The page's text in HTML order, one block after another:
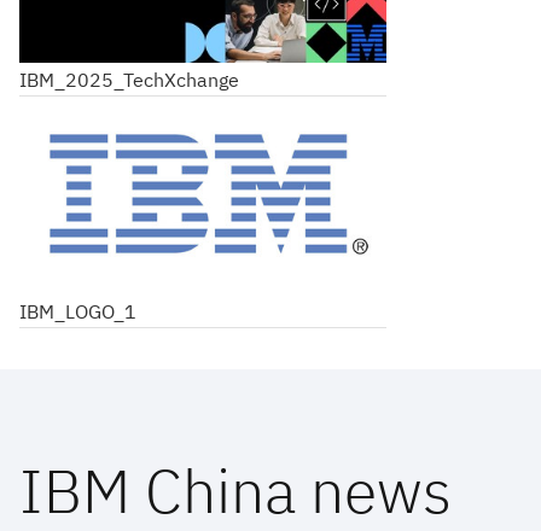
IBM_2025_TechXchange
IBM_LOGO_1
IBM China news